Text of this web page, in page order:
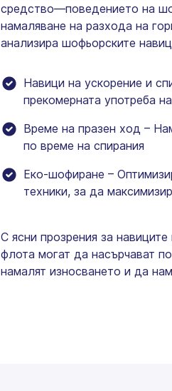
средство—поведението на
намаляване на разхода на
анализира шофьорските
Навици на ускорение и
прекомерната употреба
Време на празен ход –
по време на спирания
Еко-шофиране –
техники, за да
С ясни прозрения за
флота могат да насърчават
намалят износването и да